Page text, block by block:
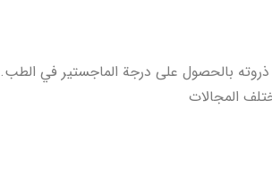
بالحصول على درجة الماجستير في الطب.
المجالات